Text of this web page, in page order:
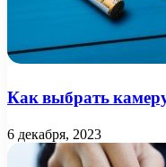
Как выбрать
6 декабря, 2023